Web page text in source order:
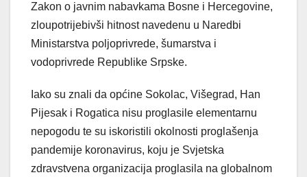
Zakon o javnim nabavkama Bosne i Hercegovine,
zloupotrijebivši hitnost navedenu u Naredbi
Ministarstva poljoprivrede, šumarstva i
vodoprivrede Republike Srpske.
Iako su znali da općine Sokolac, Višegrad, Han
Pijesak i Rogatica nisu proglasile elementarnu
nepogodu te su iskoristili okolnosti proglašenja
pandemije koronavirus, koju je Svjetska
zdravstvena organizacija proglasila na globalnom